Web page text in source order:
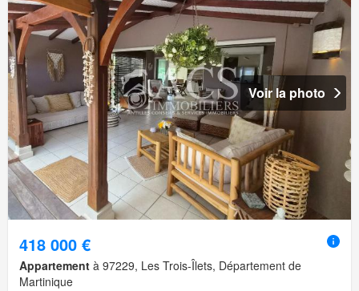
Voir la photo
418 000 €
Appartement à 97229, Les Trois-Îlets, Département de
Martinique